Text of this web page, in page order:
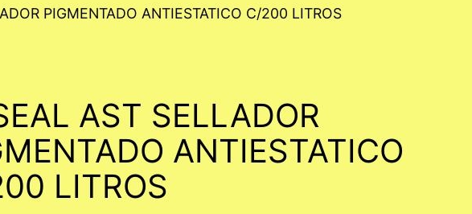
PIGMENTADO ANTIESTATICO C/200 LITROS
AST SELLADOR
ANTIESTATICO
LITROS